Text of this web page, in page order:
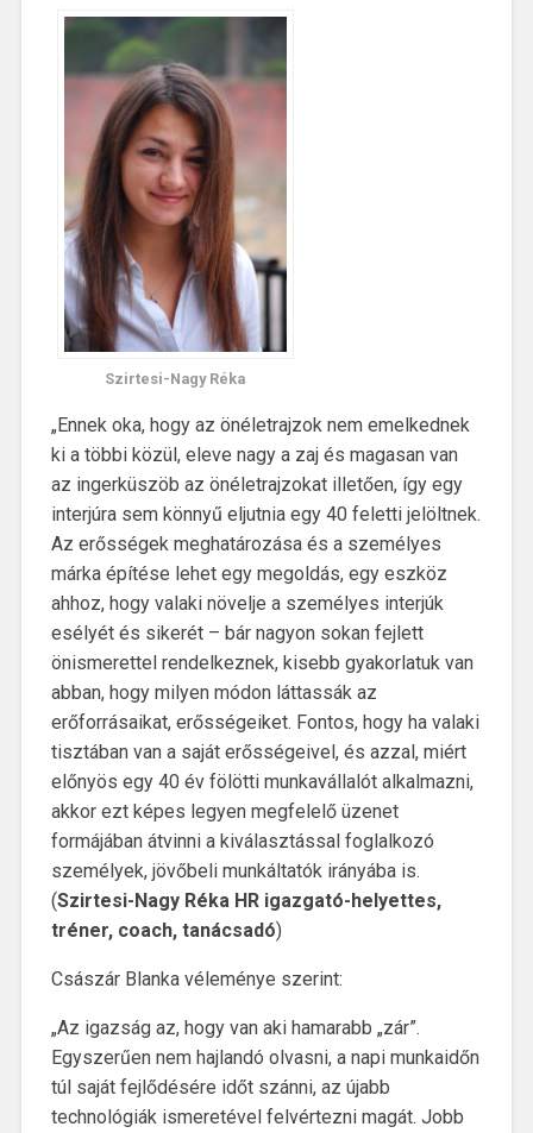
Szirtesi-Nagy Réka
„Ennek oka, hogy az önéletrajzok nem emelkednek
ki a többi közül, eleve nagy a zaj és magasan van
az ingerküszöb az önéletrajzokat illetően, így egy
interjúra sem könnyű eljutnia egy 40 feletti jelöltnek.
Az erősségek meghatározása és a személyes
márka építése lehet egy megoldás, egy eszköz
ahhoz, hogy valaki növelje a személyes interjúk
esélyét és sikerét – bár nagyon sokan fejlett
önismerettel rendelkeznek, kisebb gyakorlatuk van
abban, hogy milyen módon láttassák az
erőforrásaikat, erősségeiket. Fontos, hogy ha valaki
tisztában van a saját erősségeivel, és azzal, miért
előnyös egy 40 év fölötti munkavállalót alkalmazni,
akkor ezt képes legyen megfelelő üzenet
formájában átvinni a kiválasztással foglalkozó
személyek, jövőbeli munkáltatók irányába is.
(Szirtesi-Nagy Réka HR igazgató-helyettes,
tréner, coach, tanácsadó)
Császár Blanka véleménye szerint:
„Az igazság az, hogy van aki hamarabb „zár”.
Egyszerűen nem hajlandó olvasni, a napi munkaidőn
túl saját fejlődésére időt szánni, az újabb
technológiák ismeretével felvértezni magát. Jobb